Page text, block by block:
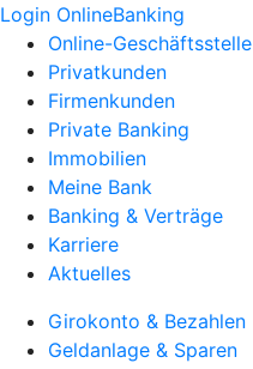
Login OnlineBanking
Online-Geschäftsstelle
Privatkunden
Firmenkunden
Private Banking
Immobilien
Meine Bank
Banking & Verträge
Karriere
Aktuelles
Girokonto & Bezahlen
Geldanlage & Sparen